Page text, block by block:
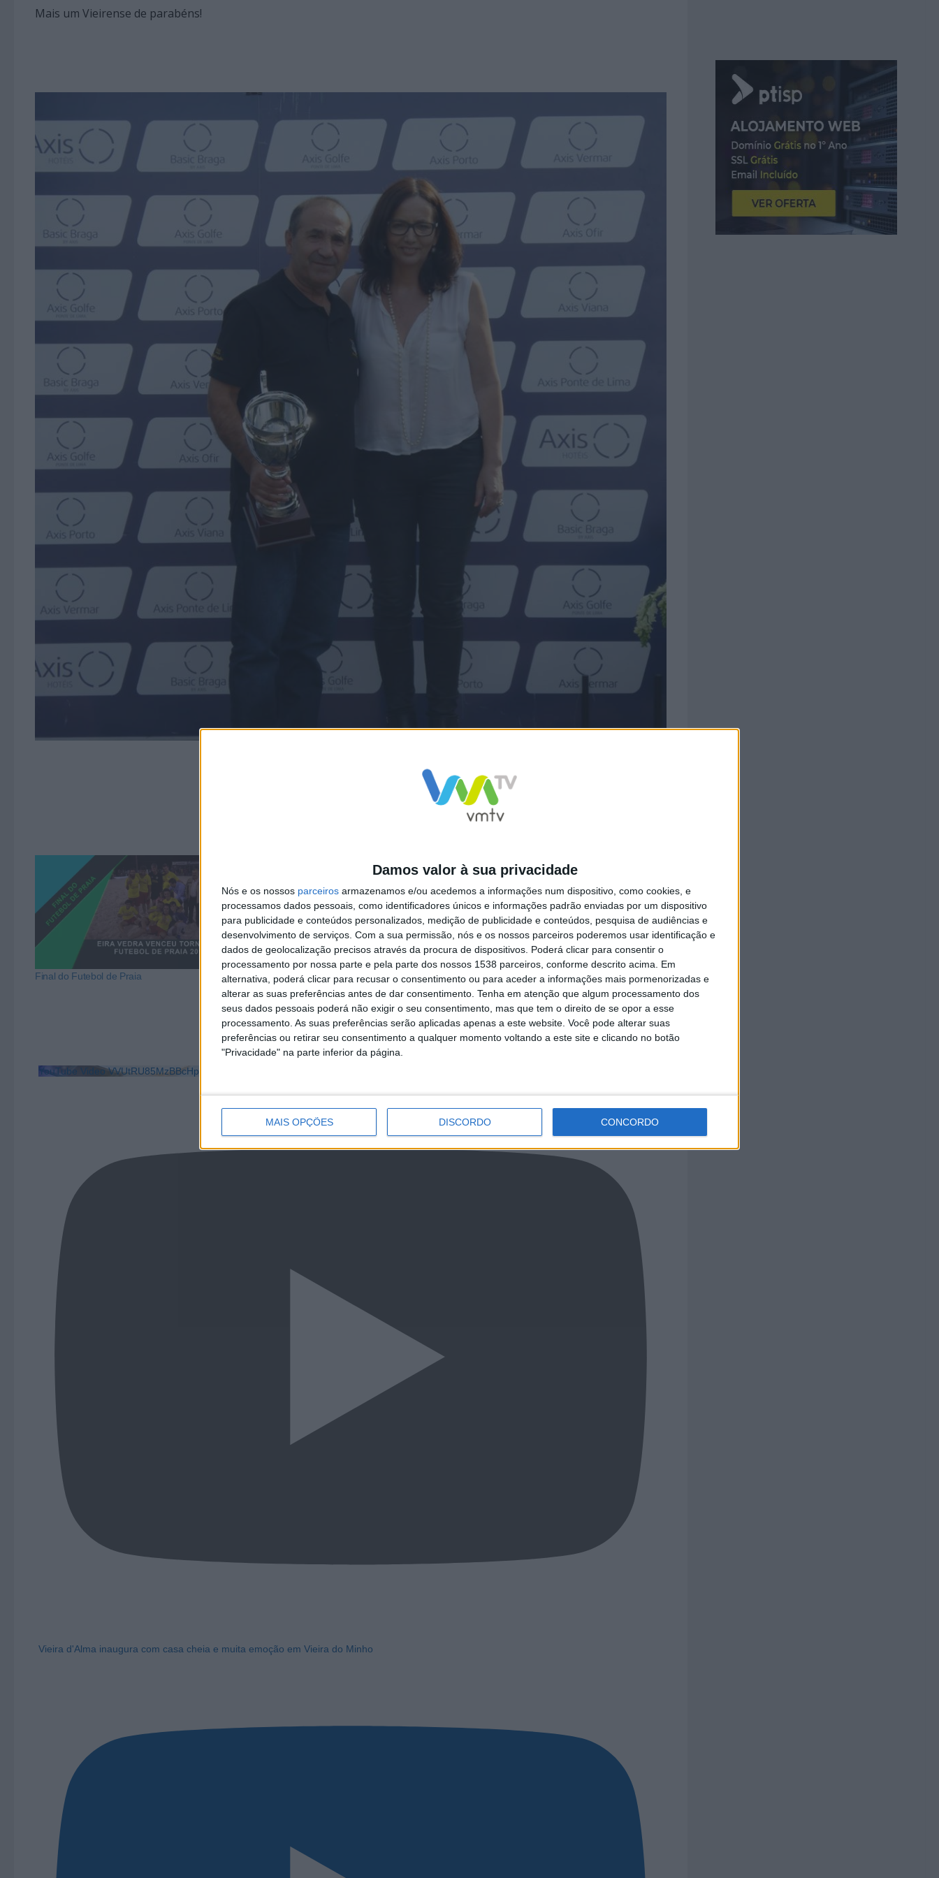
Damos valor à sua privacidade
Nós e os nossos parceiros armazenamos e/ou acedemos a informações num dispositivo, como cookies, e
processamos dados pessoais, como identificadores únicos e informações padrão enviadas por um dispositivo
para publicidade e conteúdos personalizados, medição de publicidade e conteúdos, pesquisa de audiências e
desenvolvimento de serviços. Com a sua permissão, nós e os nossos parceiros poderemos usar identificação e
dados de geolocalização precisos através da procura de dispositivos. Poderá clicar para consentir o
processamento por nossa parte e pela parte dos nossos 1538 parceiros, conforme descrito acima. Em
alternativa, poderá clicar para recusar o consentimento ou para aceder a informações mais pormenorizadas e
alterar as suas preferências antes de dar consentimento. Tenha em atenção que algum processamento dos
seus dados pessoais poderá não exigir o seu consentimento, mas que tem o direito de se opor a esse
processamento. As suas preferências serão aplicadas apenas a este website. Você pode alterar suas
preferências ou retirar seu consentimento a qualquer momento voltando a este site e clicando no botão
"Privacidade" na parte inferior da página.
MAIS OPÇÕES DISCORDO CONCORDO
Mais um Vieirense de parabéns!
Final do Futebol de Praia Final Municipal de golfe juvenil em braga
Paulo Cunha será Cidadão Honorário de
Famalicão
YouTube Video VVUtRU85MzBBcHpOcU5BUnpKX0wyV1ZBLkR5TmFiVWVZZDhv
Vieira d'Alma inaugura com casa cheia e muita emoção em Vieira do Minho